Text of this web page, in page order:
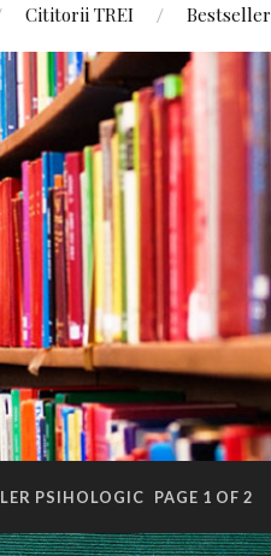
Cititorii TREI Bestseller
PSIHOLOGIC PAGE 1 OF 2